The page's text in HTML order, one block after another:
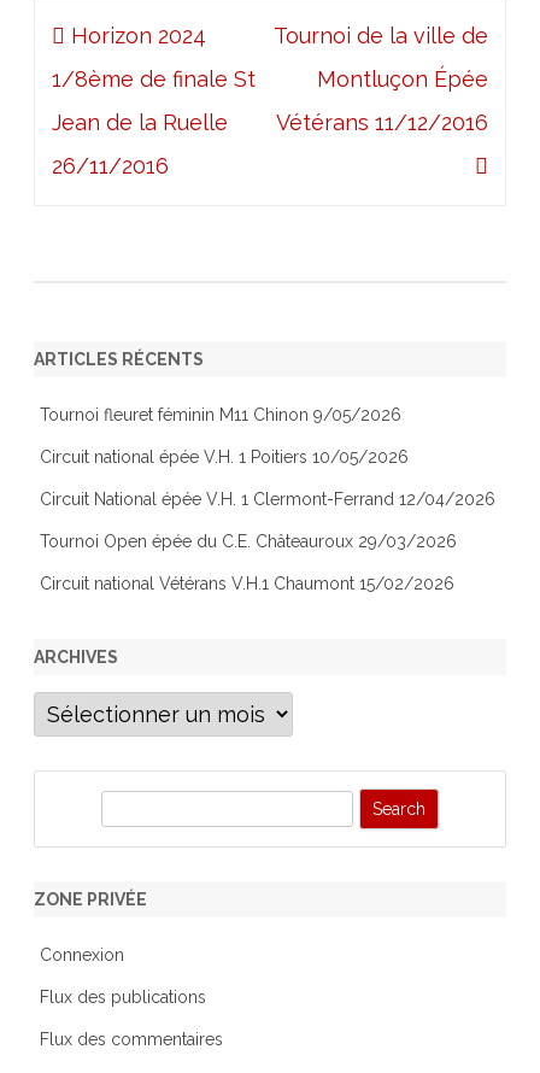
Navigation
de
l’article
Horizon 2024
1/8ème de finale St
Jean de la Ruelle
26/11/2016
Tournoi de la ville de
Montluçon Épée
Vétérans 11/12/2016
ARTICLES RÉCENTS
Tournoi fleuret féminin M11 Chinon 9/05/2026
Circuit national épée V.H. 1 Poitiers 10/05/2026
Circuit National épée V.H. 1 Clermont-Ferrand 12/04/2026
Tournoi Open épée du C.E. Châteauroux 29/03/2026
Circuit national Vétérans V.H.1 Chaumont 15/02/2026
ARCHIVES
Archives
r
h
ZONE PRIVÉE
Connexion
Flux des publications
Flux des commentaires